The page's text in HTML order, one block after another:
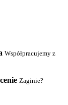
Współpracujemy z
Zaginie?